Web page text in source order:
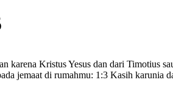
karena KristusYesus dan dari Timotius
jemaat di rumahmu: 1:3 Kasih karunia